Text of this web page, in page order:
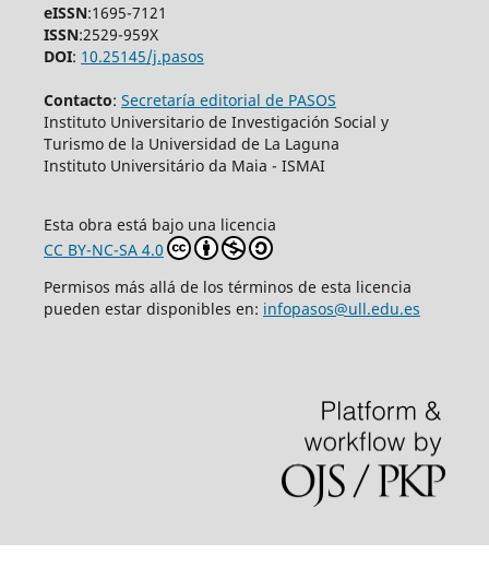
eISSN:1695-7121
ISSN:2529-959X
DOI: 10.25145/j.pasos
Contacto: Secretaría editorial de PASOS
Instituto Universitario de Investigación Social y
Turismo de la Universidad de La Laguna
Instituto Universitário da Maia - ISMAI
Esta obra está bajo una licencia
CC BY-NC-SA 4.0
Permisos más allá de los términos de esta licencia
pueden estar disponibles en: infopasos@ull.edu.es